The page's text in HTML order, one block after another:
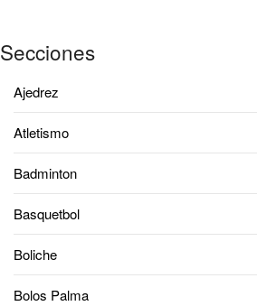
Secciones
Ajedrez
Atletismo
Badminton
Basquetbol
Boliche
Bolos Palma